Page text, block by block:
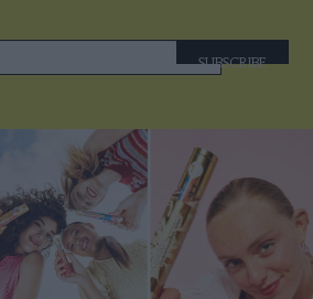
SUBSCRIBE